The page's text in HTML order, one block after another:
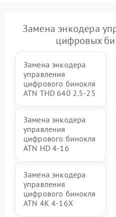
Замена энкодера
цифровых
Замена энкодера
управления
цифрового бинокля
ATN THD 640 2.5-25
Замена энкодера
управления
цифрового бинокля
ATN HD 4-16
Замена энкодера
управления
цифрового бинокля
ATN 4K 4-16X